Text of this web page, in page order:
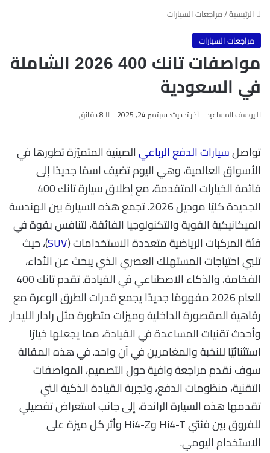
الرئيسية/مراجعات السيارات
مراجعات السيارات
مواصفات تانك 400 2026 الشاملة
في السعودية
يوسف المساعيد آخر تحديث: سبتمبر 24, 2025
تواصلسيارات الدفع الرباعيالصينية المتميّزة تطورها في
الأسواق العالمية، وهي اليوم تضيف اسمًا جديدًا إلى
قائمة الخيارات المتقدمة، مع إطلاق سيارة تانك 400
الجديدة كليًا موديل 2026. تجمع هذه السيارة بين الهندسة
الميكانيكية القوية والتكنولوجيا الفائقة، لتنافس بقوة في
فئة المركبات الرياضية متعددة الاستخدامات (SUV)، حيث
تلبي احتياجات المستهلك العصري الذي يبحث عن الأداء،
الفخامة، والذكاء الاصطناعي في القيادة. تقدم تانك 400
للعام 2026 مفهومًا جديدًا يجمع قدرات الطرق الوعرة مع
رفاهية المقصورة الداخلية وميزات متطورة مثل رادار الليدار
وأحدث تقنيات المساعدة في القيادة، مما يجعلها خيارًا
استثنائيًا للنخبة والمغامرين في آن واحد. في هذه المقالة
سوف نقدم مراجعة وافية حول التصميم، المواصفات
التقنية، منظومات الدفع، وتجربة القيادة الذكية التي
تقدمها هذه السيارة الرائدة، إلى جانب استعراض تفصيلي
للفروق بين فئتي Hi4-T وHi4-Z وأثر كل ميزة على
الاستخدام اليومي.